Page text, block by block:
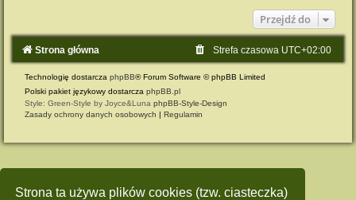
Strona ta używa plików cookies (tzw. ciasteczka)
Przejdź do
Strona główna Strefa czasowa UTC+02:00
Technologię dostarcza phpBB® Forum Software © phpBB Limited
Polski pakiet językowy dostarcza phpBB.pl
Style: Green-Style by Joyce&Luna phpBB-Style-Design
Zasady ochrony danych osobowych | Regulamin